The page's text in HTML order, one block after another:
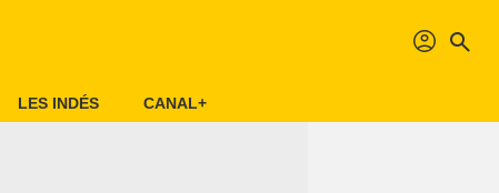
profil search
LES INDÉS CANAL+